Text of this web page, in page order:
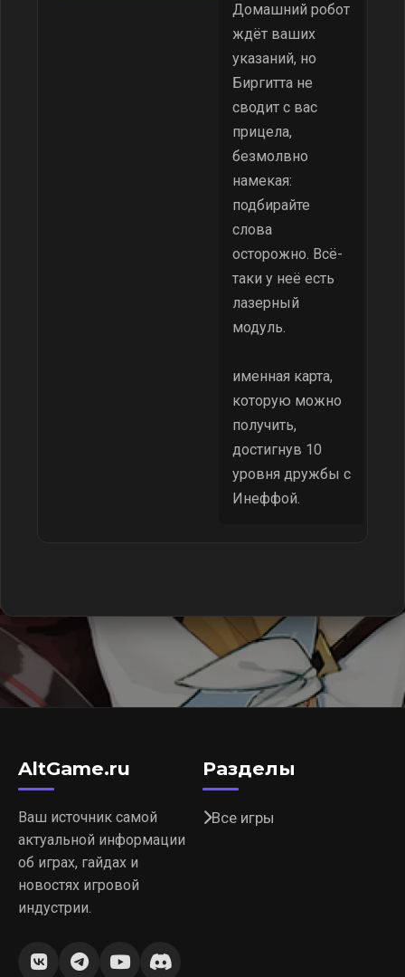
Домашний робот
ждёт ваших
указаний, но
Биргитта не
сводит с вас
прицела,
безмолвно
намекая:
подбирайте
слова
осторожно. Всё-
таки у неё есть
лазерный
модуль.
именная карта,
которую можно
получить,
достигнув 10
уровня дружбы с
Инеффой.
AltGame.ru
Ваш источник самой
актуальной информации
об играх, гайдах и
новостях игровой
индустрии.
Разделы
Все игры